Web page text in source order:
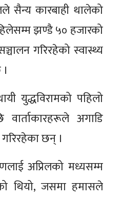
सैन्य कारबाही थालेको
झण्डै ५० हजारको
गरिरहेको स्वास्थ्य
युद्धविरामको पहिलो
अगाडि
छन् ।
अप्रिलको मध्यसम्म
थियो, जसमा हमासले